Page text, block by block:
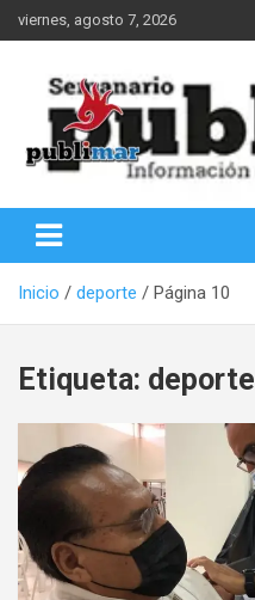
Saltar
al
viernes, agosto 7, 2026
PubliMar
Inicio deporte Página 10
Etiqueta: deporte